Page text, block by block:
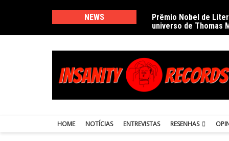
conteúdo
NEWS
Prêmio Nobel de
universo de Thomas
HOME NOTÍCIAS ENTREVISTAS RESENHAS